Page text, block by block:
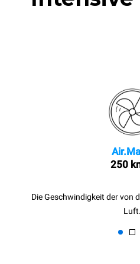
250
Die Geschwindigkeit der von
Luft.